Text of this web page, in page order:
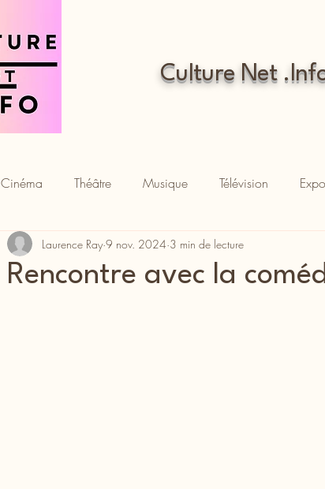
Culture Net
Cinéma Théâtre Musique Télévision
Gastronomie
Rencontre avec la
Laurence Ray 9 nov. 2024 3 min de lecture